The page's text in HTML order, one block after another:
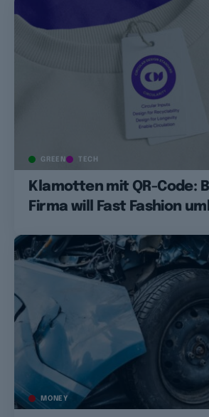
GREEN TECH
Klamotten mit QR-Code:
Firma will Fast Fashion
MONEY